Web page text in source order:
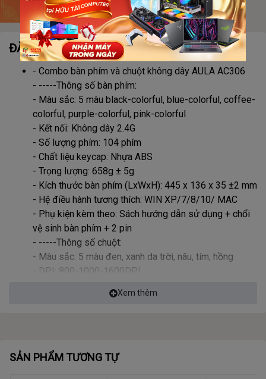
ĐẶC ĐIỂM NỔI BẬT
- Combo bàn phím và chuột không dây AULA AC306
- -----Thông số bàn phím:
- Màu sắc: 5 màu black-colorful, blue-colorful, coffee-
colorful, purple-colorful, pink-colorful
- Kết nối: Không dây 2.4G
- Số lượng phím: 104 phím
- Chất liệu keycap: Nhựa ABS
- Trọng lượng: 658g ± 5g
- Kích thước bàn phím (LxWxH): 445 x 136 x 35 ±2 mm
- Hệ điều hành tương thích: WIN XP/7/8/10/ MAC
- Phụ kiện kèm theo: Sách hướng dẫn sử dụng + chổi
vệ sinh bàn phím + 2 pin
- -----Thông số chuột:
- Màu sắc: 5 màu đen, xanh da trời, nâu, tím, hồng
- DPI: 800-1000-1600DPI
- Trọng lượng: 50g ± 5g
Xem thêm
SẢN PHẨM TƯƠNG TỰ